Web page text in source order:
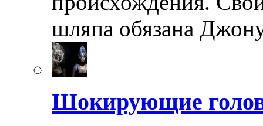
шляпа обязана
Шокирующие